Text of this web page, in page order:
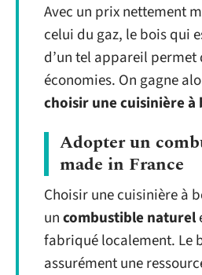
Avec un prix nettement
celui du gaz, le bois qui
d’un tel appareil permet
économies. On gagne
choisir une cuisinière à
Adopter un
made in France
Choisir une cuisinière à
uncombustible naturel
fabriqué localement. Le
assurément une